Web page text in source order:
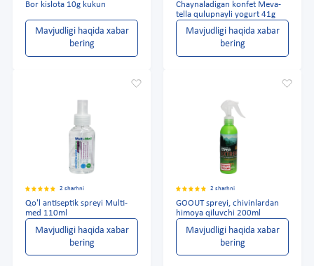
Bor kislota 10g kukun
Mavjudligi haqida xabar
bering
Chaynaladigan konfet Meva-
tella qulupnayli yogurt 41g
Mavjudligi haqida xabar
bering
2 sharhni
Qo'l antiseptik spreyi Multi-
med 110ml
Mavjudligi haqida xabar
bering
2 sharhni
GOOUT spreyi, chivinlardan
himoya qiluvchi 200ml
Mavjudligi haqida xabar
bering